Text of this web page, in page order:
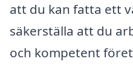
att du kan fatta ett
säkerställa att du
och kompetent